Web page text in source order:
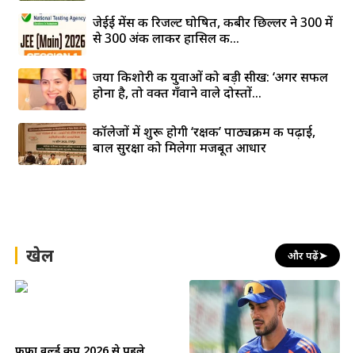
जेईई मेंस की रिजल्ट घोषित, कबीर छिल्लर ने 300 में
से 300 अंक लाकर हासिल की...
जया किशोरी की युवाओं को बड़ी सीख: ‘अगर सफल
होना है, तो वक्त गँवाने वाले दोस्तों...
कॉलेजों में शुरू होगी ‘रक्षक’ पाठ्यक्रम की पढ़ाई,
बाल सुरक्षा को मिलेगा मजबूत आधार
खेल और पढ़ें➤